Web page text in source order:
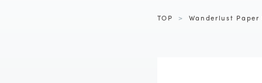
TOP >Wanderlust Paper